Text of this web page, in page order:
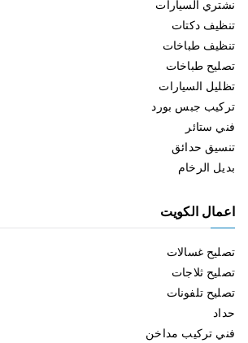
نشتري السيارات
تنظيف دكتات
تنظيف طباخات
تصليح طباخات
تظليل السيارات
تركيب جبس بورد
فني ستائر
تنسيق حدائق
بديل الرخام
اعمال الكويت
تصليح غسالات
تصليح ثلاجات
تصليح تلفونات
حداد
فني تركيب مداخن